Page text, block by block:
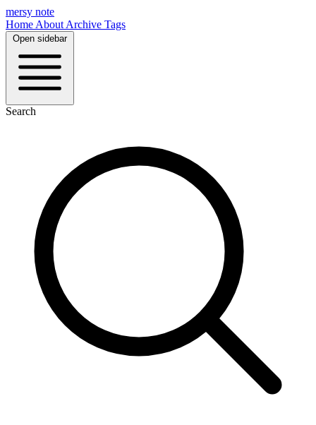
mersy note
Home About Archive Tags
Open sidebar
Search